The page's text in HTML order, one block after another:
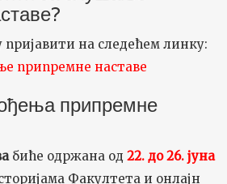
на следећем линку:
припремне наставе
припремне
биће одржанa од 22. до 26. јуна
Факултета и онлајн